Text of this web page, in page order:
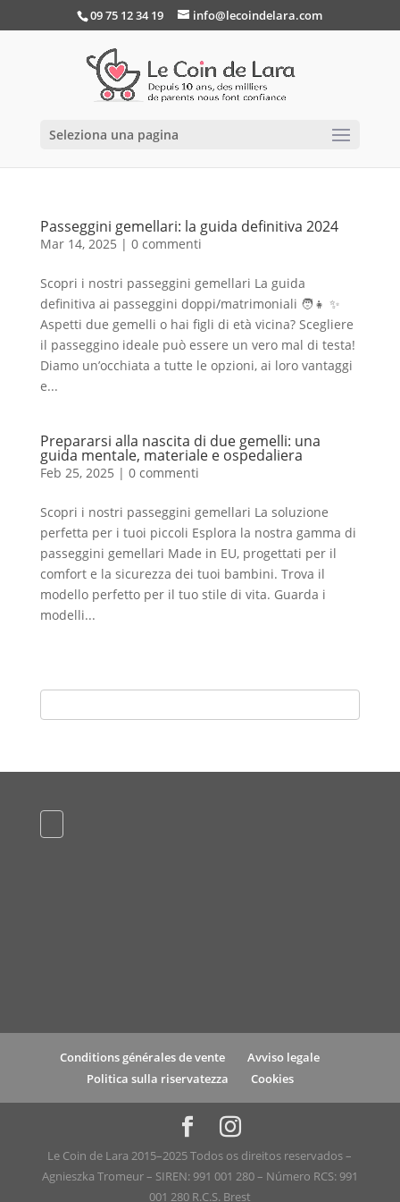
09 75 12 34 19 info@lecoindelara.com
Seleziona una pagina
Passeggini gemellari: la guida definitiva 2024
Mar 14, 2025 | 0 commenti
Scopri i nostri passeggini gemellari La guida
definitiva ai passeggini doppi/matrimoniali 🧑👧 ✨
Aspetti due gemelli o hai figli di età vicina? Scegliere
il passeggino ideale può essere un vero mal di testa!
Diamo un’occhiata a tutte le opzioni, ai loro vantaggi
e...
Prepararsi alla nascita di due gemelli: una
guida mentale, materiale e ospedaliera
Feb 25, 2025 | 0 commenti
Scopri i nostri passeggini gemellari La soluzione
perfetta per i tuoi piccoli Esplora la nostra gamma di
passeggini gemellari Made in EU, progettati per il
comfort e la sicurezza dei tuoi bambini. Trova il
modello perfetto per il tuo stile di vita. Guarda i
modelli...
Conditions générales de vente
Avviso legale
Politica sulla riservatezza
Cookies
Le Coin de Lara 2015–2025 Todos os direitos reservados –
Agnieszka Tromeur – SIREN: 991 001 280 – Número RCS: 991
001 280 R.C.S. Brest